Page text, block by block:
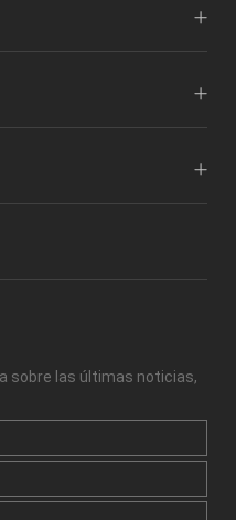
sobre las últimas noticias,